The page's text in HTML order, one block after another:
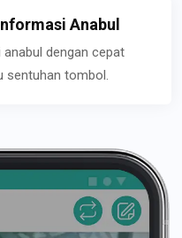
Anabul
dengan cepat
sentuhan tombol.